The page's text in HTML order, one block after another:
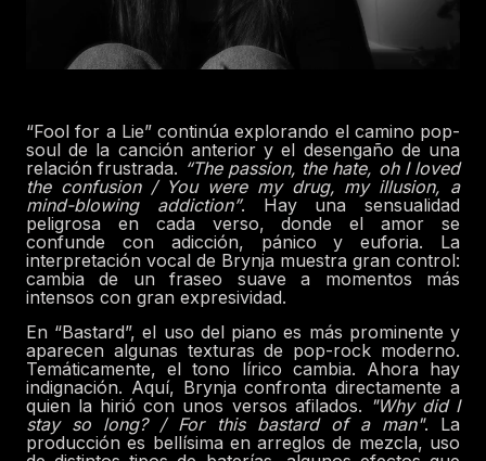
“Fool for a Lie” continúa explorando el camino pop-
soul de la canción anterior y el desengaño de una
relación frustrada. “The passion, the hate, oh I loved
the confusion / You were my drug, my illusion, a
mind-blowing addiction”. Hay una sensualidad
peligrosa en cada verso, donde el amor se
confunde con adicción, pánico y euforia. La
interpretación vocal de Brynja muestra gran control:
cambia de un fraseo suave a momentos más
intensos con gran expresividad.
En “Bastard”, el uso del piano es más prominente y
aparecen algunas texturas de pop-rock moderno.
Temáticamente, el tono lírico cambia. Ahora hay
indignación. Aquí, Brynja confronta directamente a
quien la hirió con unos versos afilados. "Why did I
stay so long? / For this bastard of a man". La
producción es bellísima en arreglos de mezcla, uso